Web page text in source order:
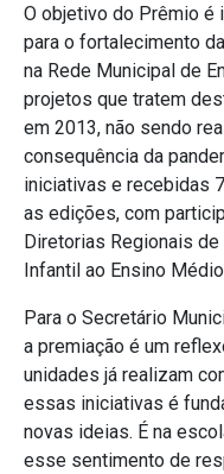
O objetivo do Prêmio é
para o fortalecimento
na Rede Municipal de
projetos que tratem
em 2013, não sendo
consequência da
iniciativas e recebidas
as edições, com
Diretorias Regionais de
Infantil ao Ensino
Para o Secretário
a premiação é um
unidades já realizam
essas iniciativas é
novas ideias. É na
esse sentimento de